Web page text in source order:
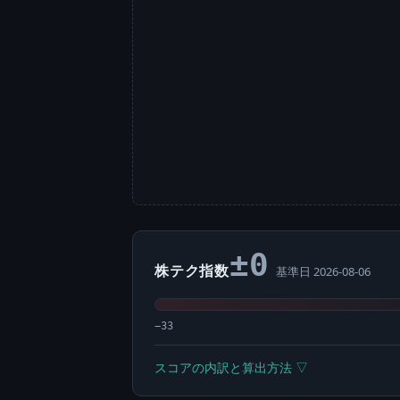
株テク指数±0 基準日 2026-08-06
−33
スコアの内訳と算出方法 ▽